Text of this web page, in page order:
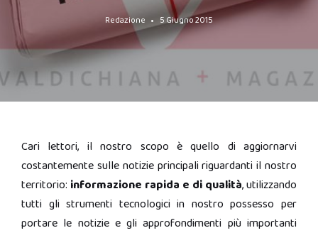
Redazione 5 Giugno 2015
Cari lettori, il nostro scopo è quello di aggiornarvi
costantemente sulle notizie principali riguardanti il nostro
territorio: informazione rapida e di qualità, utilizzando
tutti gli strumenti tecnologici in nostro possesso per
portare le notizie e gli approfondimenti più importanti